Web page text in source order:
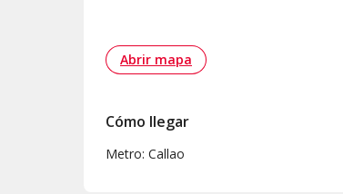
Abrir mapa
Cómo llegar
Metro: Callao